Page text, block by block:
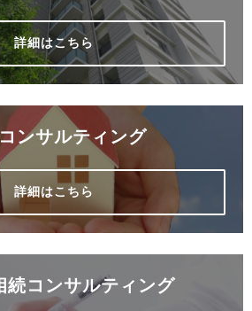
詳細はこちら
ンサルティング
詳細はこちら
続コンサルティング